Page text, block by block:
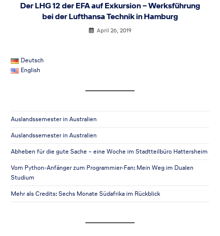
Der LHG 12 der EFA auf Exkursion – Werksführung
bei der Lufthansa Technik in Hamburg
April 26, 2019
Deutsch
English
Auslandssemester in Australien
Auslandssemester in Australien
Abheben für die gute Sache – eine Woche im Stadtteilbüro Hattersheim
Vom Python-Anfänger zum Programmier-Fan: Mein Weg im Dualen
Studium
Mehr als Credits: Sechs Monate Südafrika im Rückblick